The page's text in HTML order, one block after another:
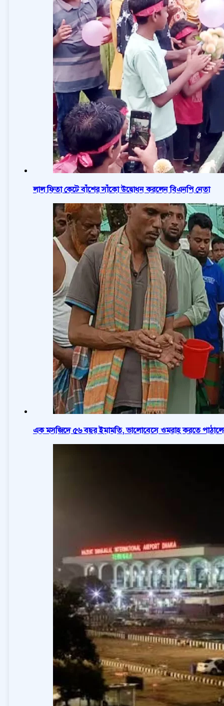
লাল ফিতা কেটে বাঁশের সাঁকো উদ্বোধন করলেন বিএনপি নেতা
এক মসজিদে ৫৬ বছর ইমামতি, ভালোবেসে ওমরাহ করতে